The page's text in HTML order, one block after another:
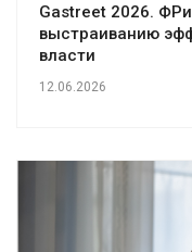
Gastreet 2026.
выстраиванию
власти
12.06.2026